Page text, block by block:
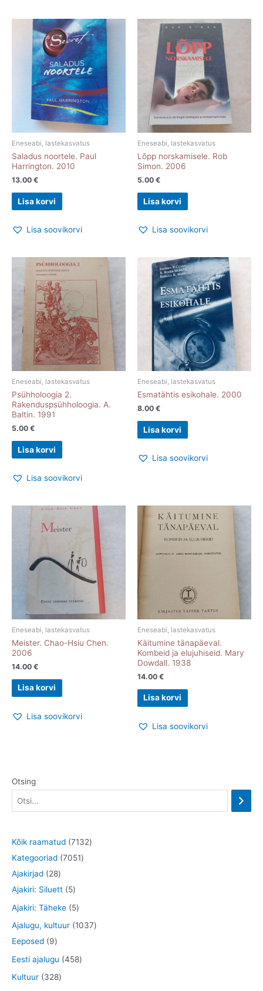
Eneseabi, lastekasvatus
Saladus noortele. Paul
Harrington. 2010
13.00 €
Lisa korvi
Lisa soovikorvi
Eneseabi, lastekasvatus
Lõpp norskamisele. Rob
Simon. 2006
5.00 €
Lisa korvi
Lisa soovikorvi
Eneseabi, lastekasvatus
Psühholoogia 2.
Rakenduspsühholoogia. A.
Baltin. 1991
5.00 €
Lisa korvi
Lisa soovikorvi
Eneseabi, lastekasvatus
Esmatähtis esikohale. 2000
8.00 €
Lisa korvi
Lisa soovikorvi
Eneseabi, lastekasvatus
Meister. Chao-Hsiu Chen.
2006
14.00 €
Lisa korvi
Lisa soovikorvi
Eneseabi, lastekasvatus
Käitumine tänapäeval.
Kombeid ja elujuhiseid. Mary
Dowdall. 1938
14.00 €
Lisa korvi
Lisa soovikorvi
Otsing
Kõik raamatud 71327
o
Kategooriad 70517
t
Ajakirjad 282
8
t
t
Ajakiri: Siluett 55
t
o
Ajakiri: Täheke 55
t
o
Ajalugu, kultuur 10371
Eeposed 99
t
o
Eesti ajalugu 4584
Kultuur 3283